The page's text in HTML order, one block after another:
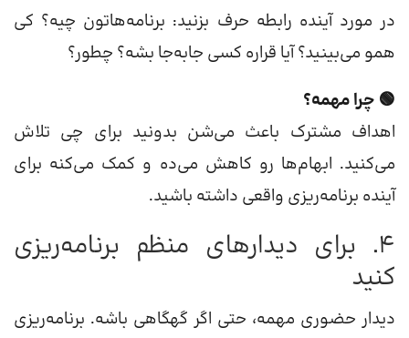
در مورد آینده رابطه حرف بزنید: برنامه‌هاتون چیه؟ کی
همو می‌بینید؟ آیا قراره کسی جا‌به‌جا بشه؟ چطور؟
🟢 چرا مهمه؟
اهداف مشترک باعث می‌شن بدونید برای چی تلاش
می‌کنید. ابهام‌ها رو کاهش می‌ده و کمک می‌کنه برای
آینده برنامه‌ریزی واقعی داشته باشید.
4. برای دیدارهای منظم برنامه‌ریزی
کنید
دیدار حضوری مهمه، حتی اگر گهگاهی باشه. برنامه‌ریزی